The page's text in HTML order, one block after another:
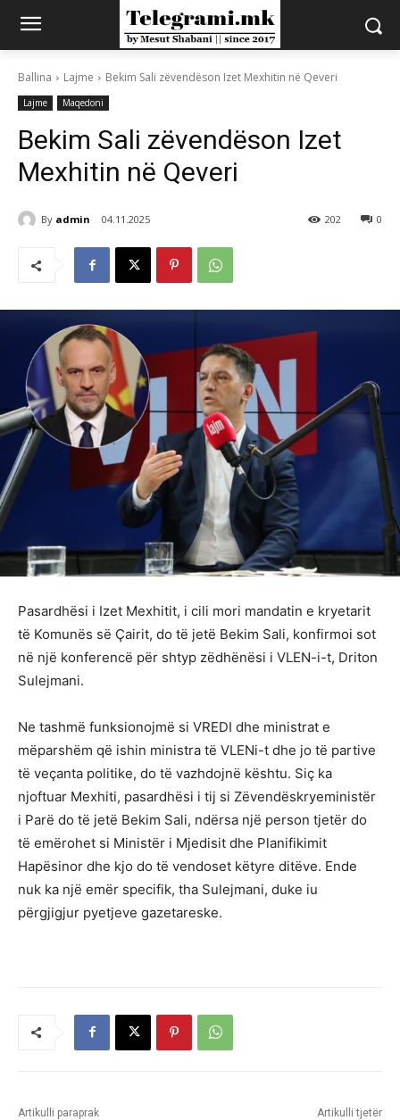
Ballina Lajme Bekim Sali zëvendëson Izet Mexhitin në Qeveri
Lajme Maqedoni
Bekim Sali zëvendëson Izet
Mexhitin në Qeveri
By admin 04.11.2025 0
202
Pasardhësi i Izet Mexhitit, i cili mori mandatin e kryetarit
të Komunës së Çairit, do të jetë Bekim Sali, konfirmoi sot
në një konferencë për shtyp zëdhënësi i VLEN-i-t, Driton
Sulejmani.
Ne tashmë funksionojmë si VREDI dhe ministrat e
mëparshëm që ishin ministra të VLENi-t dhe jo të partive
të veçanta politike, do të vazhdojnë kështu. Siç ka
njoftuar Mexhiti, pasardhësi i tij si Zëvendëskryeministër
i Parë do të jetë Bekim Sali, ndërsa një person tjetër do
të emërohet si Ministër i Mjedisit dhe Planifikimit
Hapësinor dhe kjo do të vendoset këtyre ditëve. Ende
nuk ka një emër specifik, tha Sulejmani, duke iu
përgjigjur pyetjeve gazetareske.
Artikulli paraprak Artikulli tjetër